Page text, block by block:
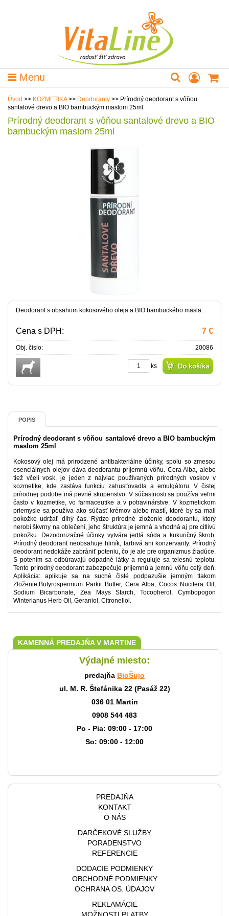
Menu
Úvod >> KOZMETIKA >> Deodoranty >> Prírodný deodorant s vôňou
santalové drevo a BIO bambuckým maslom 25ml
Prírodný deodorant s vôňou santalové drevo a BIO
bambuckým maslom 25ml
Deodorant s obsahom kokosového oleja a BIO bambuckého masla.
Cena s DPH: 7 €
Obj. čislo: 20086
ks
POPIS
Prírodný deodorant s vôňou santalové drevo a BIO bambuckým
maslom 25ml
Kokosový olej má prirodzené antibakteriálne účinky, spolu so zmesou
esenciálnych olejov dáva deodorantu príjemnú vôňu. Cera Alba, alebo
tiež včelí vosk, je jeden z najviac používaných prírodných voskov v
kozmetike, kde zastáva funkciu zahusťovadla a emulgátoru. V čistej
prírodnej podobe má pevné skupenstvo. V súčastnosti sa používa veľmi
často v kozmetike, vo farmaceutike a v potravinárstve. V kozmetickom
priemysle sa používa ako súčasť krémov alebo mastí, ktoré by sa mali
pokožke udržať dlhý čas. Rýdzo prírodné zloženie deodorantu, ktorý
nerobí škvrny na oblečení, jeho štruktúra je jemná a vhodná aj pre citlivú
pokožku. Dezodorizačné účinky vytvára jedlá sóda a kukuričný škrob.
Prírodný deodorant neobsahuje hliník, farbivá ani konzervanty. Prírodný
deodorant nedokáže zabrániť poteniu, čo je ale pre organizmus žiadúce.
S potením sa odbúravajú odpadné látky a reguluje sa telesnú teplotu.
Tento prírodný deodorant zabezpečuje príjemnú a jemnú vôňu celý deň.
Aplikácia: aplikuje sa na suché čisté podpazušie jemným tlakom
Zloženie:Butyrospermum Parkii Butter, Cera Alba, Cocos Nucifera Oil,
Sodium Bicarbonate, Zea Mays Starch, Tocopherol, Cymbopogon
Winterianus Herb Oil, Geraniol, Citronellol.
KAMENNÁ PREDAJŇA V MARTINE
Výdajné miesto:
predajňa BioŠujo
ul. M. R. Štefánika 22 (Pasáž 22)
036 01 Martin
0908 544 483
Po - Pia: 09:00 - 17:00
So: 09:00 - 12:00
PREDAJŇA
KONTAKT
O NÁS
DARČEKOVÉ SLUŽBY
PORADENSTVO
REFERENCIE
DODACIE PODMIENKY
OBCHODNÉ PODMIENKY
OCHRANA OS. ÚDAJOV
REKLAMÁCIE